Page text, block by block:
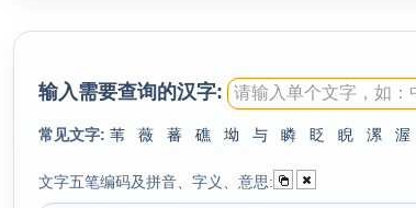
输入需要查询的汉字:
常见文字: 苇 薇 蕃 礁 坳 与 瞵 眨 睨 漯 渥
文字五笔编码及拼音、字义、意思: